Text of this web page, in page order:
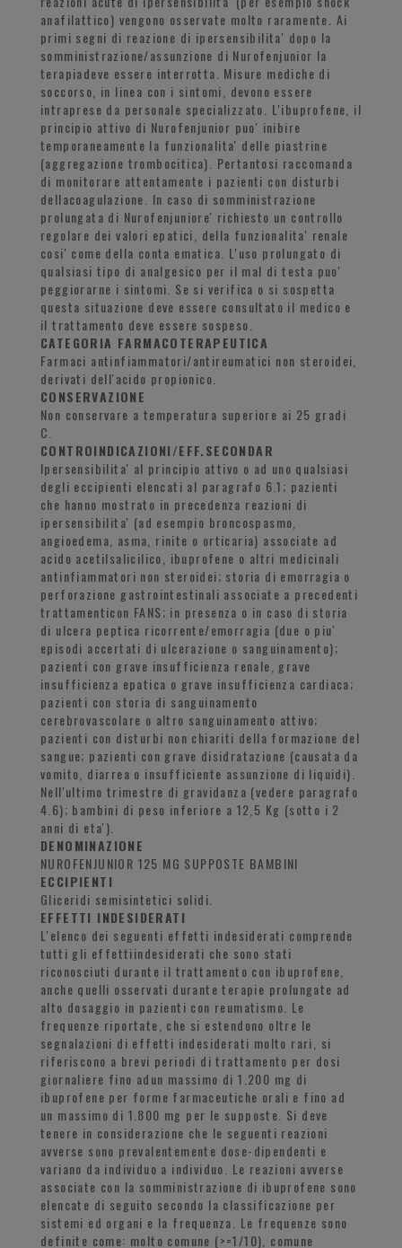
anafilattico) vengono osservate molto raramente. Ai
primi segni di reazione di ipersensibilita' dopo la
somministrazione/assunzione di Nurofenjunior la
terapiadeve essere interrotta. Misure mediche di
soccorso, in linea con i sintomi, devono essere
intraprese da personale specializzato. L'ibuprofene, il
principio attivo di Nurofenjunior puo' inibire
temporaneamente la funzionalita' delle piastrine
(aggregazione trombocitica). Pertantosi raccomanda
di monitorare attentamente i pazienti con disturbi
dellacoagulazione. In caso di somministrazione
prolungata di Nurofenjuniore' richiesto un controllo
regolare dei valori epatici, della funzionalita' renale
cosi' come della conta ematica. L'uso prolungato di
qualsiasi tipo di analgesico per il mal di testa puo'
peggiorarne i sintomi. Se si verifica o si sospetta
questa situazione deve essere consultato il medico e
il trattamento deve essere sospeso.
CATEGORIA FARMACOTERAPEUTICA
Farmaci antinfiammatori/antireumatici non steroidei,
derivati dell'acido propionico.
CONSERVAZIONE
Non conservare a temperatura superiore ai 25 gradi
C.
CONTROINDICAZIONI/EFF.SECONDAR
Ipersensibilita' al principio attivo o ad uno qualsiasi
degli eccipienti elencati al paragrafo 6.1; pazienti
che hanno mostrato in precedenza reazioni di
ipersensibilita' (ad esempio broncospasmo,
angioedema, asma, rinite o orticaria) associate ad
acido acetilsalicilico, ibuprofene o altri medicinali
antinfiammatori non steroidei; storia di emorragia o
perforazione gastrointestinali associate a precedenti
trattamenticon FANS; in presenza o in caso di storia
di ulcera peptica ricorrente/emorragia (due o piu'
episodi accertati di ulcerazione o sanguinamento);
pazienti con grave insufficienza renale, grave
insufficienza epatica o grave insufficienza cardiaca;
pazienti con storia di sanguinamento
cerebrovascolare o altro sanguinamento attivo;
pazienti con disturbi non chiariti della formazione del
sangue; pazienti con grave disidratazione (causata da
vomito, diarrea o insufficiente assunzione di liquidi).
Nell'ultimo trimestre di gravidanza (vedere paragrafo
4.6); bambini di peso inferiore a 12,5 Kg (sotto i 2
anni di eta').
DENOMINAZIONE
NUROFENJUNIOR 125 MG SUPPOSTE BAMBINI
ECCIPIENTI
Gliceridi semisintetici solidi.
EFFETTI INDESIDERATI
L'elenco dei seguenti effetti indesiderati comprende
tutti gli effettiindesiderati che sono stati
riconosciuti durante il trattamento con ibuprofene,
anche quelli osservati durante terapie prolungate ad
alto dosaggio in pazienti con reumatismo. Le
frequenze riportate, che si estendono oltre le
segnalazioni di effetti indesiderati molto rari, si
riferiscono a brevi periodi di trattamento per dosi
giornaliere fino adun massimo di 1.200 mg di
ibuprofene per forme farmaceutiche orali e fino ad
un massimo di 1.800 mg per le supposte. Si deve
tenere in considerazione che le seguenti reazioni
avverse sono prevalentemente dose-dipendenti e
variano da individuo a individuo. Le reazioni avverse
associate con la somministrazione di ibuprofene sono
elencate di seguito secondo la classificazione per
sistemi ed organi e la frequenza. Le frequenze sono
definite come: molto comune (>=1/10), comune